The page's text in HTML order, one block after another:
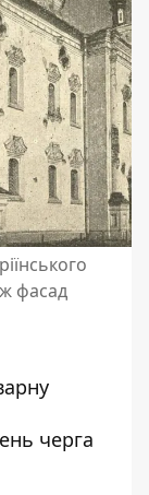
фасад
черга